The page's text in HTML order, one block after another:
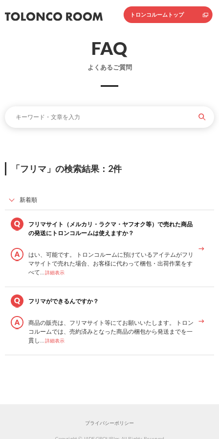
トロンコルームトップ
FAQ
よくあるご質問
「フリマ」の検索結果：2件
フリマサイト（メルカリ・ラクマ・ヤフオク等）で売れた商品
の発送にトロンコルームは使えますか？
はい、可能です。 トロンコルームに預けているアイテムがフリ
マサイトで売れた場合、お客様に代わって梱包・出荷作業をす
べて…詳細表示
フリマができるんですか？
商品の販売は、フリマサイト等にてお願いいたします。 トロン
コルームでは、売約済みとなった商品の梱包から発送までを一
貫し…詳細表示
プライバシーポリシー